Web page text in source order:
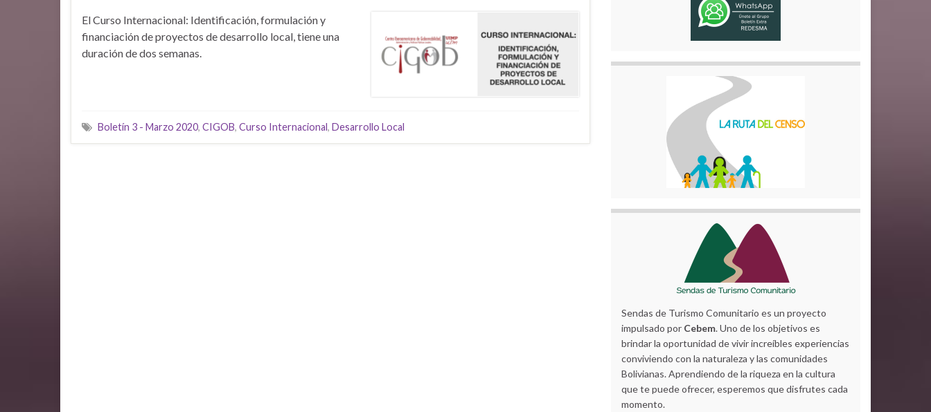
El Curso Internacional: Identificación, formulación y
financiación de proyectos de desarrollo local, tiene una
duración de dos semanas.
Boletín 3 - Marzo 2020, CIGOB, Curso Internacional, Desarrollo Local
Sendas de Turismo Comunitario es un proyecto
impulsado por Cebem. Uno de los objetivos es
brindar la oportunidad de vivir increíbles experiencias
conviviendo con la naturaleza y las comunidades
Bolivianas. Aprendiendo de la riqueza en la cultura
que te puede ofrecer, esperemos que disfrutes cada
momento.